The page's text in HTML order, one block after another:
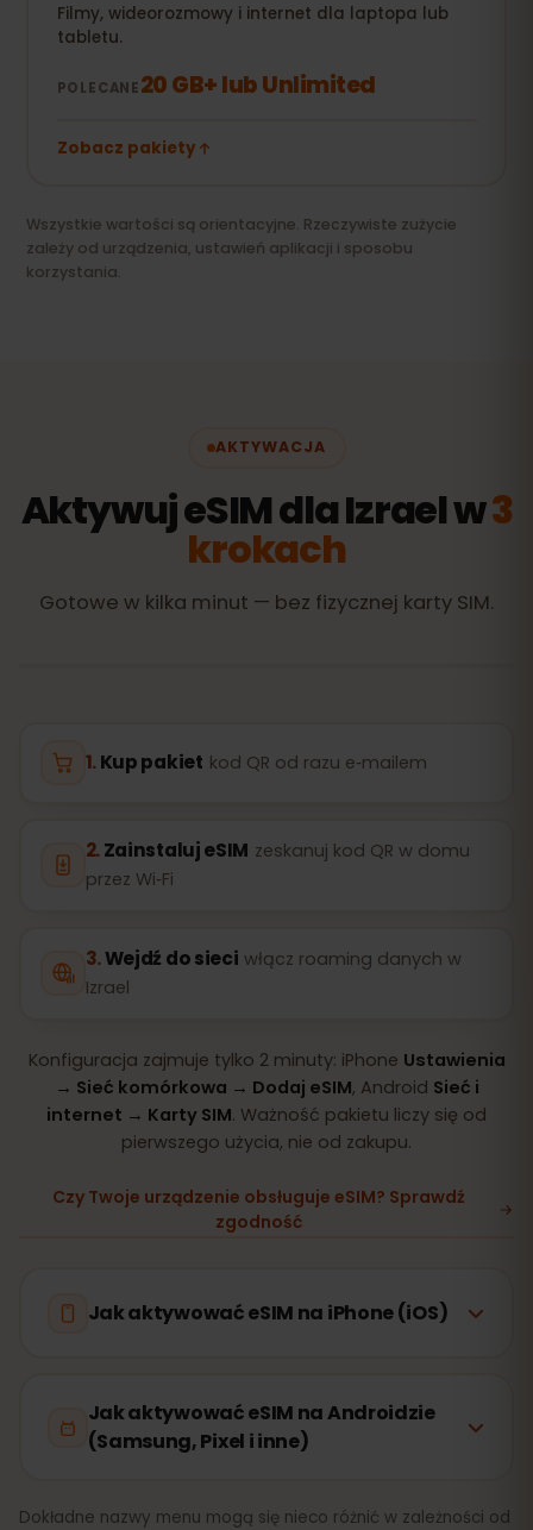
Filmy, wideorozmowy i internet dla laptopa lub
tabletu.
POLECANE20 GB+ lub Unlimited
Zobacz pakiety
Wszystkie wartości są orientacyjne. Rzeczywiste zużycie
zależy od urządzenia, ustawień aplikacji i sposobu
korzystania.
AKTYWACJA
Aktywuj eSIM dla Izrael w3
krokach
Gotowe w kilka minut — bez fizycznej karty SIM.
Kup pakiet kod QR od razu e‑mailem
Zainstaluj eSIM zeskanuj kod QR w domu
przez Wi‑Fi
Wejdź do sieci włącz roaming danych w
Izrael
Konfiguracja zajmuje tylko 2 minuty: iPhone Ustawienia
→ Sieć komórkowa → Dodaj eSIM, Android Sieć i
internet → Karty SIM. Ważność pakietu liczy się od
pierwszego użycia, nie od zakupu.
Czy Twoje urządzenie obsługuje eSIM? Sprawdź
zgodność
Jak aktywować eSIM na iPhone (iOS)
Jak aktywować eSIM na Androidzie
(Samsung, Pixel i inne)
Dokładne nazwy menu mogą się nieco różnić w zależności od